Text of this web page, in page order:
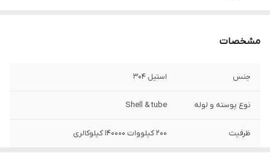
مشخصات
جنس استیل 304
نوع پوسته و لوله Shell & tube
ظرفیت 200 کیلووات 140000 کیلوکالری